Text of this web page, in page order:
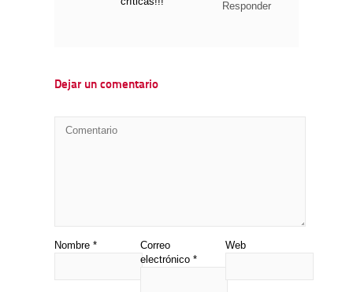
Responder
Dejar un comentario
Nombre *
Correo
electrónico *
Web